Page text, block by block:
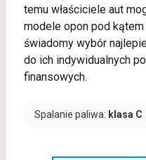
temu właściciele aut
modele opon pod
świadomy wybór
do ich indywidualnych
finansowych.
Spalanie paliwa: klasa C